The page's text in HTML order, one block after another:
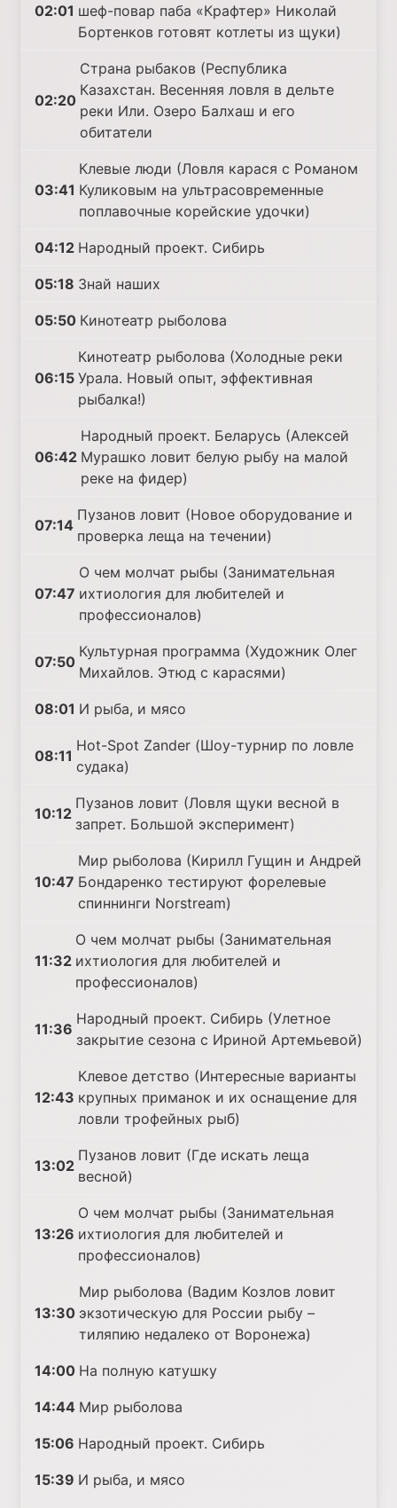
02:01 шеф-повар паба «Крафтер» Николай
Бортенков готовят котлеты из щуки)
02:20
Страна рыбаков (Республика
Казахстан. Весенняя ловля в дельте
реки Или. Озеро Балхаш и его
обитатели
03:41
Клевые люди (Ловля карася с Романом
Куликовым на ультрасовременные
поплавочные корейские удочки)
04:12 Народный проект. Сибирь
05:18 Знай наших
05:50 Кинотеатр рыболова
06:15
Кинотеатр рыболова (Холодные реки
Урала. Новый опыт, эффективная
рыбалка!)
06:42
Народный проект. Беларусь (Алексей
Мурашко ловит белую рыбу на малой
реке на фидер)
07:14
Пузанов ловит (Новое оборудование и
проверка леща на течении)
07:47
О чем молчат рыбы (Занимательная
ихтиология для любителей и
профессионалов)
07:50
Культурная программа (Художник Олег
Михайлов. Этюд с карасями)
08:01 И рыба, и мясо
08:11
Hot-Spot Zander (Шоу-турнир по ловле
судака)
10:12
Пузанов ловит (Ловля щуки весной в
запрет. Большой эксперимент)
10:47
Мир рыболова (Кирилл Гущин и Андрей
Бондаренко тестируют форелевые
спиннинги Norstream)
11:32
О чем молчат рыбы (Занимательная
ихтиология для любителей и
профессионалов)
11:36
Народный проект. Сибирь (Улетное
закрытие сезона с Ириной Артемьевой)
12:43
Клевое детство (Интересные варианты
крупных приманок и их оснащение для
ловли трофейных рыб)
13:02
Пузанов ловит (Где искать леща
весной)
13:26
О чем молчат рыбы (Занимательная
ихтиология для любителей и
профессионалов)
13:30
Мир рыболова (Вадим Козлов ловит
экзотическую для России рыбу –
тиляпию недалеко от Воронежа)
14:00 На полную катушку
14:44 Мир рыболова
15:06 Народный проект. Сибирь
15:39 И рыба, и мясо